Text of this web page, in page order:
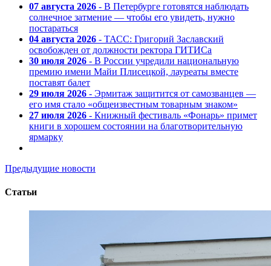
07 августа 2026 - В Петербурге готовятся наблюдать
солнечное затмение — чтобы его увидеть, нужно
постараться
04 августа 2026 - ТАСС: Григорий Заславский
освобожден от должности ректора ГИТИСа
30 июля 2026 - В России учредили национальную
премию имени Майи Плисецкой, лауреаты вместе
поставят балет
29 июля 2026 - Эрмитаж защитится от самозванцев —
его имя стало «общеизвестным товарным знаком»
27 июля 2026 - Книжный фестиваль «Фонарь» примет
книги в хорошем состоянии на благотворительную
ярмарку
Предыдущие новости
Статьи